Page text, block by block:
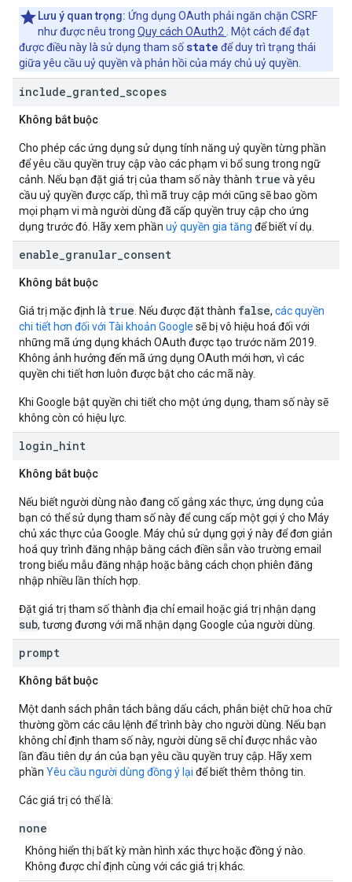
Lưu ý quan trọng: Ứng dụng OAuth phải ngăn chặn CSRF
như được nêu trong Quy cách OAuth2
. Một cách để đạt
được điều này là sử dụng tham số state để duy trì trạng thái
giữa yêu cầu uỷ quyền và phản hồi của máy chủ uỷ quyền.
include granted scopes
Không bắt buộc
Cho phép các ứng dụng sử dụng tính năng uỷ quyền từng phần
để yêu cầu quyền truy cập vào các phạm vi bổ sung trong ngữ
cảnh. Nếu bạn đặt giá trị của tham số này thành true và yêu
cầu uỷ quyền được cấp, thì mã truy cập mới cũng sẽ bao gồm
mọi phạm vi mà người dùng đã cấp quyền truy cập cho ứng
dụng trước đó. Hãy xem phần uỷ quyền gia tăng để biết ví dụ.
enable granular consent
Không bắt buộc
Giá trị mặc định là true . Nếu được đặt thành false, các quyền
chi tiết hơn đối với Tài khoản Google sẽ bị vô hiệu hoá đối với
những mã ứng dụng khách OAuth được tạo trước năm 2019.
Không ảnh hưởng đến mã ứng dụng OAuth mới hơn, vì các
quyền chi tiết hơn luôn được bật cho các mã này.
Khi Google bật quyền chi tiết cho một ứng dụng, tham số này sẽ
không còn có hiệu lực.
login hint
Không bắt buộc
Nếu biết người dùng nào đang cố gắng xác thực, ứng dụng của
bạn có thể sử dụng tham số này để cung cấp một gợi ý cho Máy
chủ xác thực của Google. Máy chủ sử dụng gợi ý này để đơn giản
hoá quy trình đăng nhập bằng cách điền sẵn vào trường email
trong biểu mẫu đăng nhập hoặc bằng cách chọn phiên đăng
nhập nhiều lần thích hợp.
Đặt giá trị tham số thành địa chỉ email hoặc giá trị nhận dạng
sub, tương đương với mã nhận dạng Google của người dùng.
prompt
Không bắt buộc
Một danh sách phân tách bằng dấu cách, phân biệt chữ hoa chữ
thường gồm các câu lệnh để trình bày cho người dùng. Nếu bạn
không chỉ định tham số này, người dùng sẽ chỉ được nhắc vào
lần đầu tiên dự án của bạn yêu cầu quyền truy cập. Hãy xem
phần Yêu cầu người dùng đồng ý lại để biết thêm thông tin.
Các giá trị có thể là:
none
Không hiển thị bất kỳ màn hình xác thực hoặc đồng ý nào.
Không được chỉ định cùng với các giá trị khác.